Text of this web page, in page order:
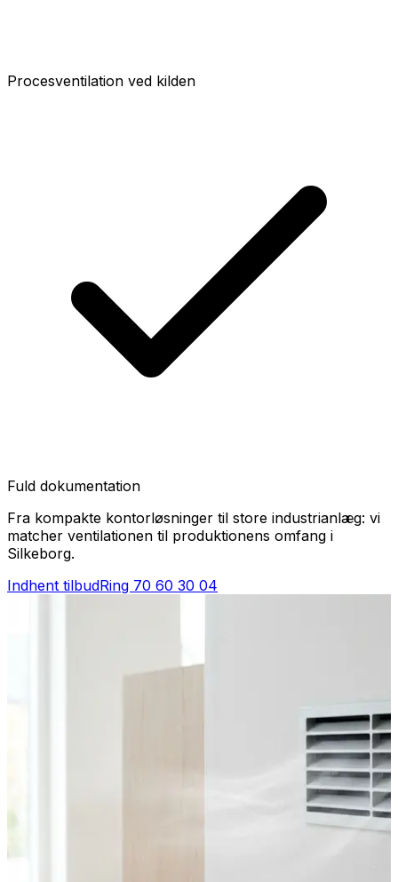
Procesventilation ved kilden
Fuld dokumentation
Fra kompakte kontorløsninger til store industrianlæg: vi
matcher ventilationen til produktionens omfang i
Silkeborg.
Indhent tilbudRing 70 60 30 04